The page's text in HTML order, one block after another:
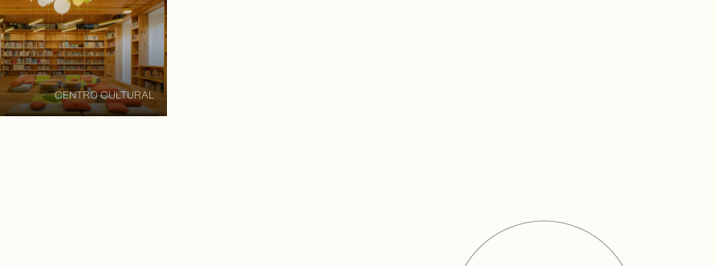
CENTRO CULTURAL